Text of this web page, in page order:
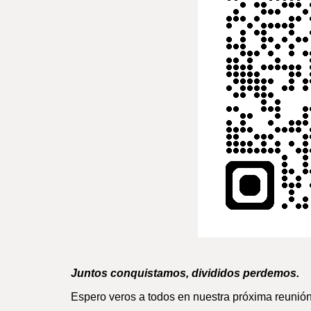
Juntos conquistamos, divididos perdemos.
Espero veros a todos en nuestra próxima